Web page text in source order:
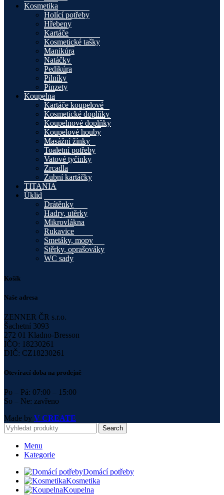
Kosmetika
Holící potřeby
Hřebeny
Kartáče
Kosmetické tašky
Manikúra
Natáčky
Pedikúra
Pilníky
Pinzety
Koupelna
Kartáče koupelové
Kosmetické doplňky
Koupelnové doplňky
Koupelové houby
Masážní žínky
Toaletní potřeby
Vatové tyčinky
Zrcadla
Zubní kartáčky
TITANIA
Úklid
Drátěnky
Hadry, utěrky
Mikrovlákna
Rukavice
Smetáky, mopy
Stěrky, oprašováky
WC sady
Košík
Naše adresa
ZENNER ČR s.r.o.
Šachetní 3093
272 01 Kladno-Bresson
IČO: 18230261
DIČ: CZ18230261
Otevírací doba na prodejně
Po – Pá: 07:00 – 15:00
So – Ne: zavřeno
Made by V CREATE
Search
Menu
Kategorie
Domácí potřeby
Kosmetika
Koupelna